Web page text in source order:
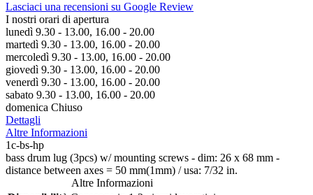
Lasciaci una recensioni su Google Review
I nostri orari di apertura
lunedì 9.30 - 13.00, 16.00 - 20.00
martedì 9.30 - 13.00, 16.00 - 20.00
mercoledì 9.30 - 13.00, 16.00 - 20.00
giovedì 9.30 - 13.00, 16.00 - 20.00
venerdì 9.30 - 13.00, 16.00 - 20.00
sabato 9.30 - 13.00, 16.00 - 20.00
domenica Chiuso
Dettagli
Altre Informazioni
1c-bs-hp
bass drum lug (3pcs) w/ mounting screws - dim: 26 x 68 mm -
distance between axes = 50 mm(1mm) / usa: 7/32 in.
Altre Informazioni